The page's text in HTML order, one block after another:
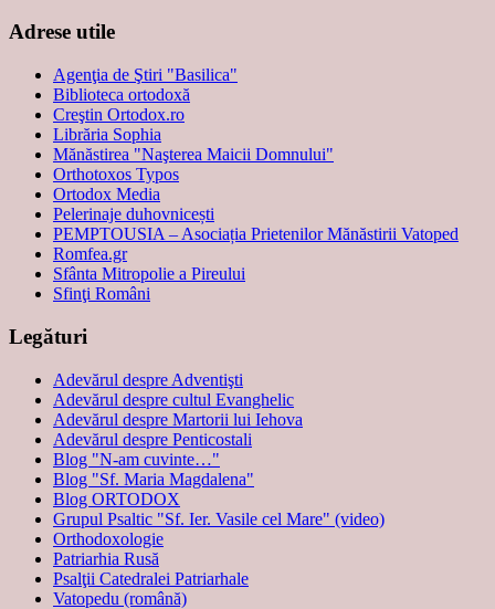
Adrese utile
Agenţia de Ştiri "Basilica"
Biblioteca ortodoxă
Creştin Ortodox.ro
Librăria Sophia
Mănăstirea "Naşterea Maicii Domnului"
Orthotoxos Typos
Ortodox Media
Pelerinaje duhovnicești
PEMPTOUSIA – Asociația Prietenilor Mănăstirii Vatoped
Romfea.gr
Sfânta Mitropolie a Pireului
Sfinţi Români
Legături
Adevărul despre Adventişti
Adevărul despre cultul Evanghelic
Adevărul despre Martorii lui Iehova
Adevărul despre Penticostali
Blog "N-am cuvinte…"
Blog "Sf. Maria Magdalena"
Blog ORTODOX
Grupul Psaltic "Sf. Ier. Vasile cel Mare" (video)
Orthodoxologie
Patriarhia Rusă
Psalţii Catedralei Patriarhale
Vatopedu (română)